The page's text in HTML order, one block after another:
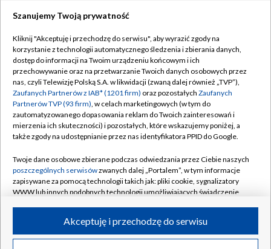
TVP
Abonament TVP
Emisja w TVP
Centrum informacji TVP
Naziemna Telewizja Cyfrowa
Rada Programowa
System NOS
Informacje o nadawcy
Program dla prasy
Regulamin TVP
Polityka prywatności
Moje zgody
Pomoc
Kontakt
Kanały
©2026 Telewizja Polska S.A. w likwidacji
Szanujemy Twoją prywatność
Kliknij "Akceptuję i przechodzę do serwisu", aby wyrazić zgody na
korzystanie z technologii automatycznego śledzenia i zbierania danych,
dostęp do informacji na Twoim urządzeniu końcowym i ich
przechowywanie oraz na przetwarzanie Twoich danych osobowych przez
nas, czyli Telewizję Polską S.A. w likwidacji (zwaną dalej również „TVP”),
Zaufanych Partnerów z IAB* (1201 firm) oraz pozostałych Zaufanych
Partnerów TVP (93 firm), w celach marketingowych (w tym do
zautomatyzowanego dopasowania reklam do Twoich zainteresowań i
mierzenia ich skuteczności) i pozostałych, które wskazujemy poniżej, a
także zgody na udostępnianie przez nas identyfikatora PPID do Google.
Twoje dane osobowe zbierane podczas odwiedzania przez Ciebie naszych
poszczególnych serwisówzwanych dalej „Portalem”, w tym informacje
zapisywane za pomocą technologii takich jak: pliki cookie, sygnalizatory
WWW lub innych podobnych technologii umożliwiających świadczenie
ruchu w Internecie.Akceptuję i przechodzę do serwisu